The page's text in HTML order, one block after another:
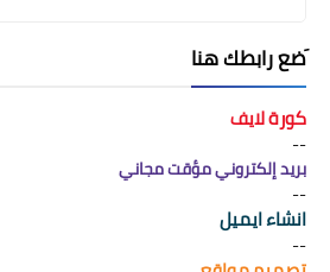
َضع رابطك هنا
كورة لايف
--
بريد إلكتروني مؤقت مجاني
--
انشاء ايميل
--